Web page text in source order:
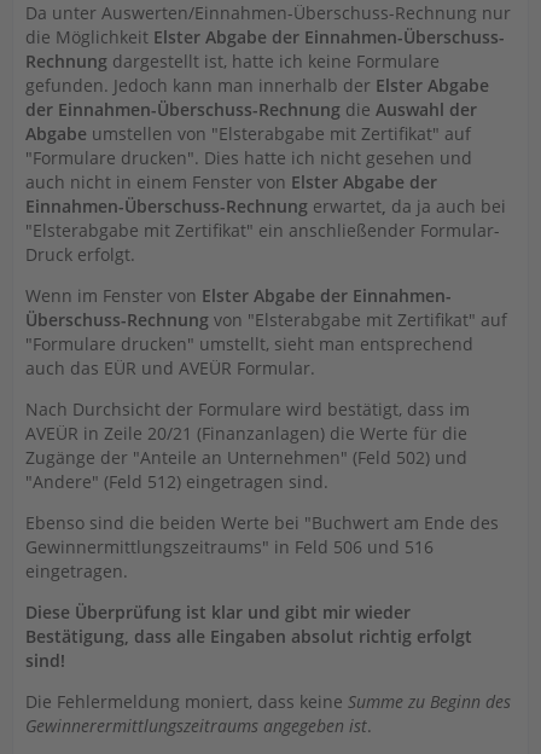
Da unter Auswerten/Einnahmen-Überschuss-Rechnung nur
die Möglichkeit Elster Abgabe der Einnahmen-Überschuss-
Rechnung dargestellt ist, hatte ich keine Formulare
gefunden. Jedoch kann man innerhalb der Elster Abgabe
der Einnahmen-Überschuss-Rechnung die Auswahl der
Abgabe umstellen von "Elsterabgabe mit Zertifikat" auf
"Formulare drucken". Dies hatte ich nicht gesehen und
auch nicht in einem Fenster von Elster Abgabe der
Einnahmen-Überschuss-Rechnung erwartet, da ja auch bei
"Elsterabgabe mit Zertifikat" ein anschließender Formular-
Druck erfolgt.
Wenn im Fenster von Elster Abgabe der Einnahmen-
Überschuss-Rechnung von "Elsterabgabe mit Zertifikat" auf
"Formulare drucken" umstellt, sieht man entsprechend
auch das EÜR und AVEÜR Formular.
Nach Durchsicht der Formulare wird bestätigt, dass im
AVEÜR in Zeile 20/21 (Finanzanlagen) die Werte für die
Zugänge der "Anteile an Unternehmen" (Feld 502) und
"Andere" (Feld 512) eingetragen sind.
Ebenso sind die beiden Werte bei "Buchwert am Ende des
Gewinnermittlungszeitraums" in Feld 506 und 516
eingetragen.
Diese Überprüfung ist klar und gibt mir wieder
Bestätigung, dass alle Eingaben absolut richtig erfolgt
sind!
Die Fehlermeldung moniert, dass keine Summe zu Beginn des
Gewinnerermittlungszeitraums angegeben ist.